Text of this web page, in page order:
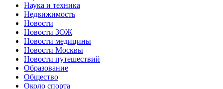
Наука и техника
Недвижимость
Новости
Новости ЗОЖ
Новости медицины
Новости Москвы
Новости путешествий
Образование
Общество
Около спорта